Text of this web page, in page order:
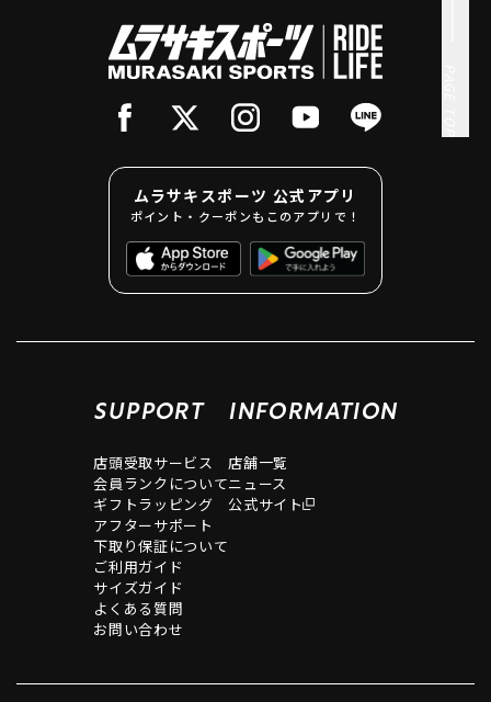
ムラサキスポーツ 公式アプリ
ポイント・クーポンもこのアプリで！
SUPPORT
店頭受取サービス
会員ランクについて
ギフトラッピング
アフターサポート
下取り保証について
ご利用ガイド
サイズガイド
よくある質問
お問い合わせ
INFORMATION
店舗一覧
ニュース
公式サイト